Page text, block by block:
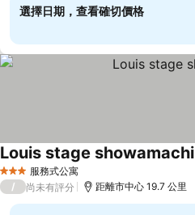
選擇日期，查看確切價格
3 星級 服務式公寓
Louis stage showamachi
/ 尚未有評分 距離市中心 19.7 公里